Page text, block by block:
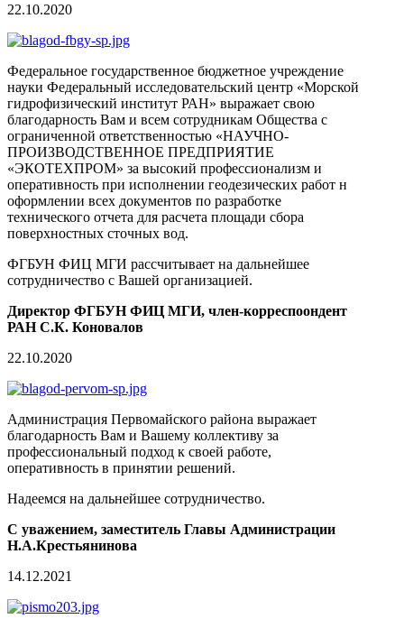
22.10.2020
Федеральное государственное бюджетное учреждение
науки Федеральный исследовательский центр «Морской
гидрофизический институт РАН» выражает свою
благодарность Вам и всем сотрудникам Общества с
ограниченной ответственностью «НАУЧНО-
ПРОИЗВОДСТВЕННОЕ ПРЕДПРИЯТИЕ
«ЭКОТЕХПРОМ» за высокий профессионализм и
оперативность при исполнении геодезических работ н
оформлении всех документов по разработке
технического отчета для расчета площади сбора
поверхностных сточных вод.
ФГБУН ФИЦ МГИ рассчитывает на дальнейшее
сотрудничество с Вашей организацией.
Директор ФГБУН ФИЦ МГИ, член-корреспоондент
РАН С.К. Коновалов
22.10.2020
Администрация Первомайского района выражает
благодарность Вам и Вашему коллективу за
профессиональный подход к своей работе,
оперативность в принятии решений.
Надеемся на дальнейшее сотрудничество.
С уважением, заместитель Главы Администрации
Н.А.Крестьянинова
14.12.2021